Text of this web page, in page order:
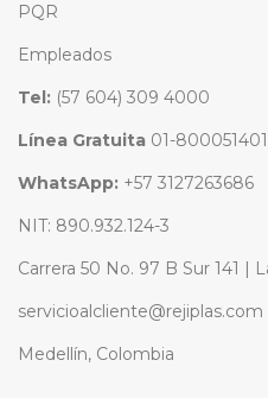
PQR
Empleados
Tel: (57 604) 309 4000
Línea Gratuita 01-
WhatsApp: +57 3127263686
NIT: 890.932.124-3
Carrera 50 No. 97 B Sur 141 |
servicioalcliente@rejiplas.com
Medellín, Colombia